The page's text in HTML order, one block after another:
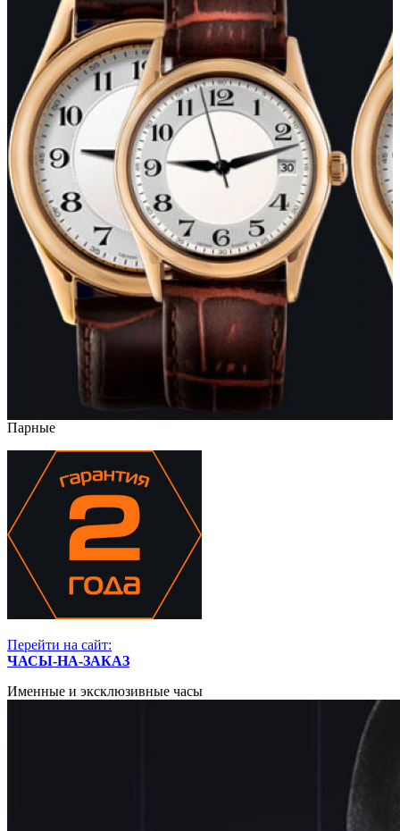
Парные
Перейти на сайт:
ЧАСЫ-НА-ЗАКАЗ
Именные и эксклюзивные часы